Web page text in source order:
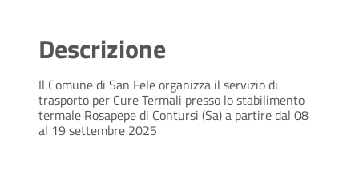
Descrizione
Il Comune di San Fele organizza il servizio di
trasporto per Cure Termali presso lo stabilimento
termale Rosapepe di Contursi (Sa) a partire dal 08
al 19 settembre 2025